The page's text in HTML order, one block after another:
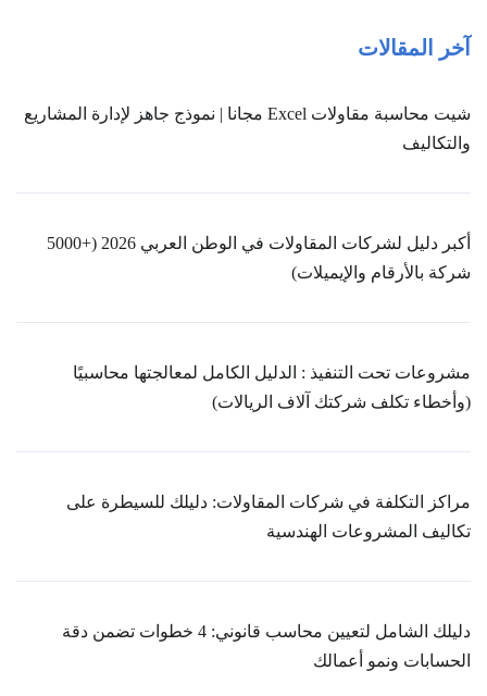
آخر المقالات
شيت محاسبة مقاولات Excel مجانا | نموذج جاهز لإدارة المشاريع
والتكاليف
أكبر دليل لشركات المقاولات في الوطن العربي 2026 (+5000
شركة بالأرقام والإيميلات)
مشروعات تحت التنفيذ : الدليل الكامل لمعالجتها محاسبيًا
(وأخطاء تكلف شركتك آلاف الريالات)
مراكز التكلفة في شركات المقاولات: دليلك للسيطرة على
تكاليف المشروعات الهندسية
دليلك الشامل لتعيين محاسب قانوني: 4 خطوات تضمن دقة
الحسابات ونمو أعمالك